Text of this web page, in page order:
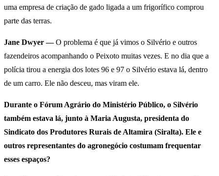
uma empresa de criação de gado ligada a um frigorífico comprou
parte das terras.
Jane Dwyer —O problema é que já vimos o Silvério e outros
fazendeiros acompanhando o Peixoto muitas vezes. E no dia que a
polícia tirou a energia dos lotes 96 e 97 o Silvério estava lá, dentro
de um carro. Ele não desceu, mas viram ele.
Durante o Fórum Agrário do Ministério Público, o Silvério
também estava lá, junto à Maria Augusta, presidenta do
Sindicato dos Produtores Rurais de Altamira (Siralta). Ele e
outros representantes do agronegócio costumam frequentar
esses espaços?